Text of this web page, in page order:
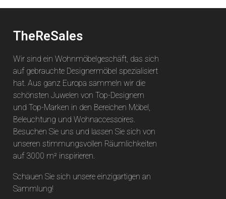
TheReSales
Wir sind ein Wohnmöbelgeschäft, das sich
auf gebrauchte Designermöbel spezialisiert
hat. Aus ganz Europa sammeln wir die
schönsten Juwelen von Top-Designern
und Top-Marken in den Bereichen Möbel,
Beleuchtung und Wohnaccessoires.
Besuchen Sie uns und lassen Sie sich von
unseren stimmungsvollen Räumlichkeiten
auf 3000 m² inspirieren.
Schauen Sie sich unsere einzigartigen an
Sammlung!